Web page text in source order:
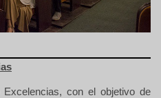
con el objetivo de